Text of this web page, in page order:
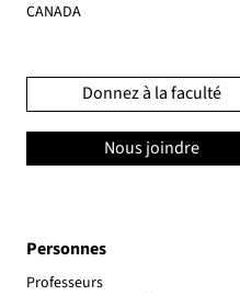
Personnes
CANADA
Donnez à la faculté
Nous joindre